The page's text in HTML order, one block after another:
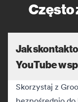
Często
Jak
YouTube w
Skorzystaj z